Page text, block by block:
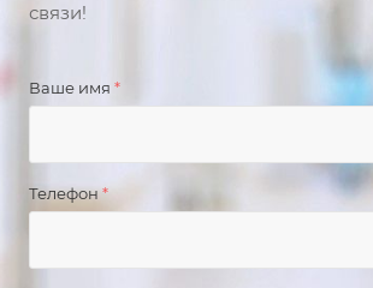
связи!
Ваше имя *
Телефон*